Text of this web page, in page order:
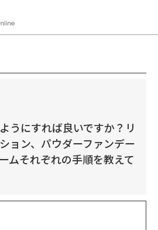
うにすれば良いですか？リ
ョン、パウダーファンデー
ムそれぞれの手順を教えて